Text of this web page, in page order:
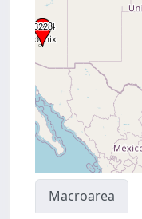
Macroarea